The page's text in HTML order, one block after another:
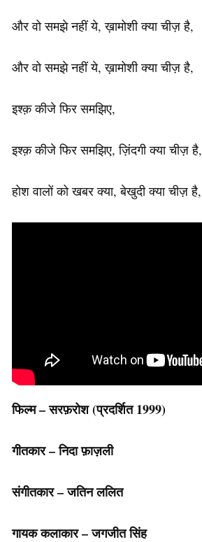
और वो समझे नहीं ये, ख़ामोशी क्या चीज़ है,
और वो समझे नहीं ये, ख़ामोशी क्या चीज़ है,
इश्क़ कीजे फिर समझिए,
इश्क़ कीजे फिर समझिए, ज़िंदगी क्या चीज़ है,
होश वालों को खबर क्या, बेखुदी क्या चीज़ है,
फिल्म – सरफ़रोश(प्रदर्शित 1999)
गीतकार – निदा फ़ाज़ली
संगीतकार – जतिन ललित
गायक कलाकार – जगजीत सिंह